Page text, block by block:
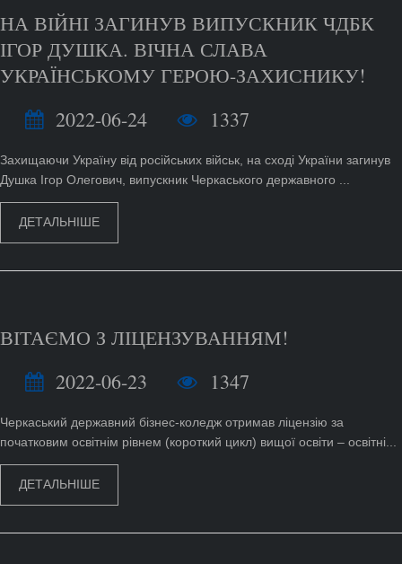
НА ВІЙНІ ЗАГИНУВ ВИПУСКНИК ЧДБК
ІГОР ДУШКА. ВІЧНА СЛАВА
УКРАЇНСЬКОМУ ГЕРОЮ-ЗАХИСНИКУ!
2022-06-24
1337
Захищаючи Україну від російських військ, на сході України загинув
Душка Ігор Олегович, випускник Черкаського державного ...
ДЕТАЛЬНІШЕ
ВІТАЄМО З ЛІЦЕНЗУВАННЯМ!
2022-06-23
1347
Черкаський державний бізнес-коледж отримав ліцензію за
початковим освітнім рівнем (короткий цикл) вищої освіти – освітні...
ДЕТАЛЬНІШЕ